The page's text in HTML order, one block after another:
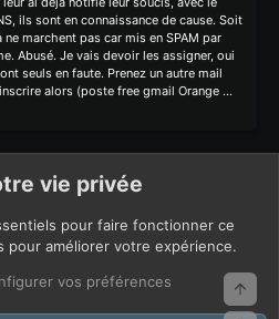
ils sont en connaissance de cause. Soit
ne marchent pas car mis en SPAM par
Abusé. Je vais devoir les assigner, oui
seuls en faute. Prenez un autre mail
alors (poste free gmail Orange ...
vie privée
pour faire fonctionner ce
améliorer votre expérience.
vos préférences